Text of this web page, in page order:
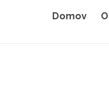
Domov